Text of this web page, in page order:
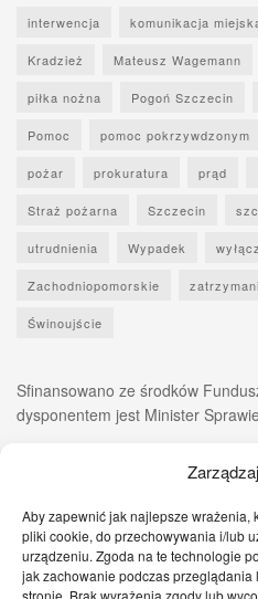
Aby zapewnić jak najlepsze wrażenia,
pliki cookie, do przechowywania i/lub
urządzeniu. Zgoda na te technologie
jak zachowanie podczas
stronie. Brak wyrażenia zgody lub
interwencja komunikacja
Kradzież Mateusz Wagemann
piłka nożna Pogoń Szczecin
Pomoc pomoc pokrzywdzonym
pożar prokuratura prąd
Straż pożarna Szczecin
utrudnienia Wypadek
Zachodniopomorskie
Świnoujście
Sfinansowano ze środków
dysponentem jest Minister